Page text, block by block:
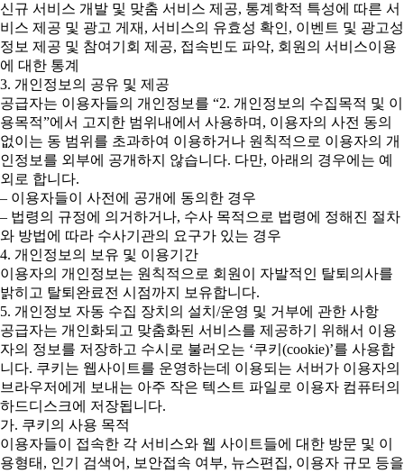
신규 서비스 개발 및 맞춤 서비스 제공, 통계학적 특성에 따른 서
비스 제공 및 광고 게재, 서비스의 유효성 확인, 이벤트 및 광고성
정보 제공 및 참여기회 제공, 접속빈도 파악, 회원의 서비스이용
에 대한 통계
3. 개인정보의 공유 및 제공
공급자는 이용자들의 개인정보를 “2. 개인정보의 수집목적 및 이
용목적”에서 고지한 범위내에서 사용하며, 이용자의 사전 동의
없이는 동 범위를 초과하여 이용하거나 원칙적으로 이용자의 개
인정보를 외부에 공개하지 않습니다. 다만, 아래의 경우에는 예
외로 합니다.
– 이용자들이 사전에 공개에 동의한 경우
– 법령의 규정에 의거하거나, 수사 목적으로 법령에 정해진 절차
와 방법에 따라 수사기관의 요구가 있는 경우
4. 개인정보의 보유 및 이용기간
이용자의 개인정보는 원칙적으로 회원이 자발적인 탈퇴의사를
밝히고 탈퇴완료전 시점까지 보유합니다.
5. 개인정보 자동 수집 장치의 설치/운영 및 거부에 관한 사항
공급자는 개인화되고 맞춤화된 서비스를 제공하기 위해서 이용
자의 정보를 저장하고 수시로 불러오는 ‘쿠키(cookie)’를 사용합
니다. 쿠키는 웹사이트를 운영하는데 이용되는 서버가 이용자의
브라우저에게 보내는 아주 작은 텍스트 파일로 이용자 컴퓨터의
하드디스크에 저장됩니다.
가. 쿠키의 사용 목적
이용자들이 접속한 각 서비스와 웹 사이트들에 대한 방문 및 이
용형태, 인기 검색어, 보안접속 여부, 뉴스편집, 이용자 규모 등을